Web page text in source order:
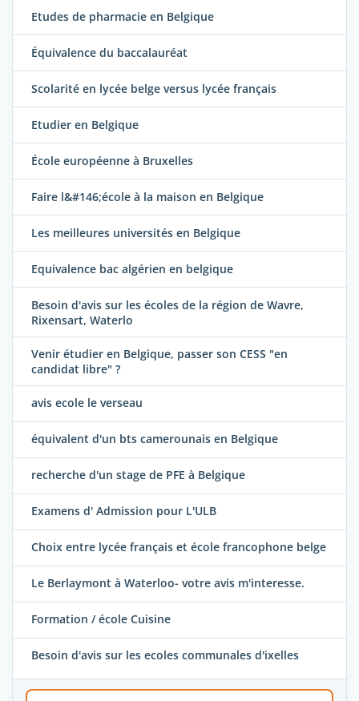
Etudes de pharmacie en Belgique
Équivalence du baccalauréat
Scolarité en lycée belge versus lycée français
Etudier en Belgique
École européenne à Bruxelles
Faire l&#146;école à la maison en Belgique
Les meilleures universités en Belgique
Equivalence bac algérien en belgique
Besoin d'avis sur les écoles de la région de Wavre,
Rixensart, Waterlo
Venir étudier en Belgique, passer son CESS "en
candidat libre" ?
avis ecole le verseau
équivalent d'un bts camerounais en Belgique
recherche d'un stage de PFE à Belgique
Examens d' Admission pour L'ULB
Choix entre lycée français et école francophone belge
Le Berlaymont à Waterloo- votre avis m'interesse.
Formation / école Cuisine
Besoin d'avis sur les ecoles communales d'ixelles